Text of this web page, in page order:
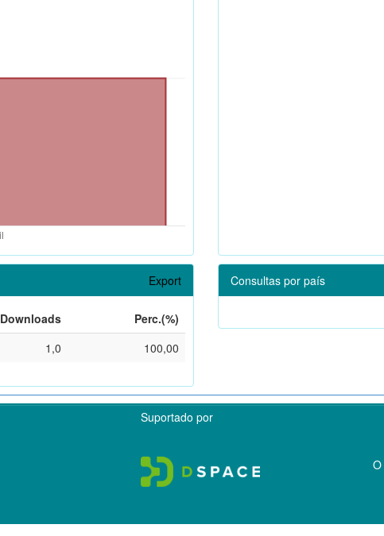
Export
Downloads
Perc.(%)
1,0 100,00
Consultas por país
Suportado por